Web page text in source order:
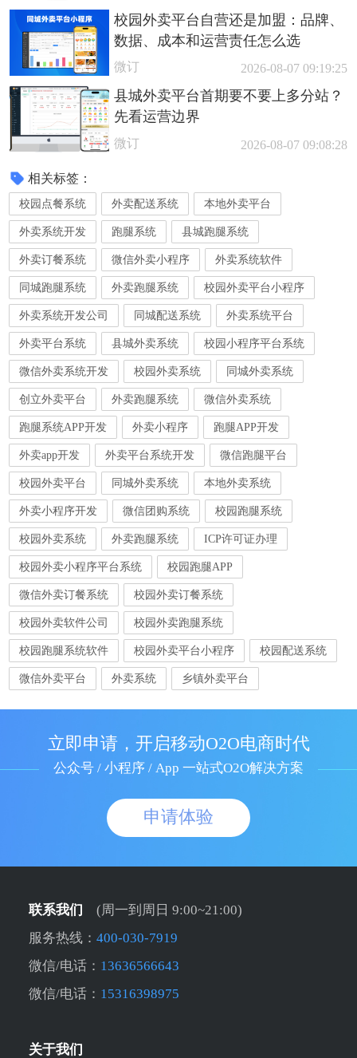
校园外卖平台自营还是加盟：品牌、
数据、成本和运营责任怎么选
微订 2026-08-07 09:19:25
县城外卖平台首期要不要上多分站？
先看运营边界
微订 2026-08-07 09:08:28
相关标签：
校园点餐系统 外卖配送系统 本地外卖平台
外卖系统开发 跑腿系统 县城跑腿系统
外卖订餐系统 微信外卖小程序 外卖系统软件
同城跑腿系统 外卖跑腿系统 校园外卖平台小程序
外卖系统开发公司 同城配送系统 外卖系统平台
外卖平台系统 县城外卖系统 校园小程序平台系统
微信外卖系统开发 校园外卖系统 同城外卖系统
创立外卖平台 外卖跑腿系统 微信外卖系统
跑腿系统APP开发 外卖小程序 跑腿APP开发
外卖app开发 外卖平台系统开发 微信跑腿平台
校园外卖平台 同城外卖系统 本地外卖系统
外卖小程序开发 微信团购系统 校园跑腿系统
校园外卖系统 外卖跑腿系统 ICP许可证办理
校园外卖小程序平台系统 校园跑腿APP
微信外卖订餐系统 校园外卖订餐系统
校园外卖软件公司 校园外卖跑腿系统
校园跑腿系统软件 校园外卖平台小程序 校园配送系统
微信外卖平台 外卖系统 乡镇外卖平台
立即申请，开启移动O2O电商时代
公众号 / 小程序 / App 一站式O2O解决方案
申请体验
联系我们
(周一到周日 9:00~21:00)
服务热线： 400-030-7919
微信/电话： 13636566643
微信/电话： 15316398975
关于我们